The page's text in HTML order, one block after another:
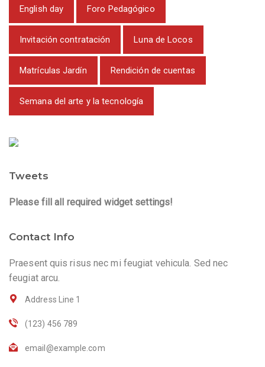
English day Foro Pedagógico
Invitación contratación Luna de Locos
Matrículas Jardín Rendición de cuentas
Semana del arte y la tecnología
Tweets
Please fill all required widget settings!
Contact Info
Praesent quis risus nec mi feugiat vehicula. Sed nec
feugiat arcu.
Address Line 1
(123) 456 789
email@example.com